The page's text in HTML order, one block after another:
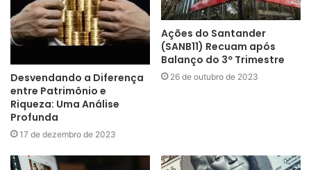
Desvendando a Diferença
entre Patrimônio e
Riqueza: Uma Análise
Profunda
17 de dezembro de 2023
Ações do Santander
(SANB11) Recuam após
Balanço do 3º Trimestre
26 de outubro de 2023